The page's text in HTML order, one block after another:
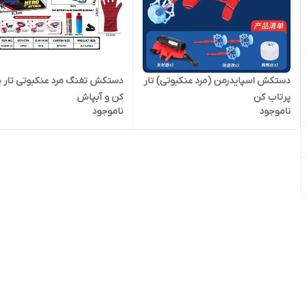
دستکش اسپایدرمن (مرد عنکبوتی) تار
پرتاب کن
ناموجود
دستکش تفنگ مرد عنکبوتی تار
کن و آبپاش
ناموجود